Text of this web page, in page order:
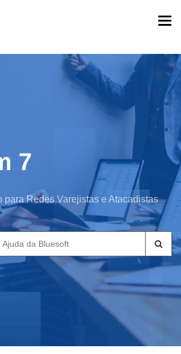
7
para Redes Varejistas e Atacadistas